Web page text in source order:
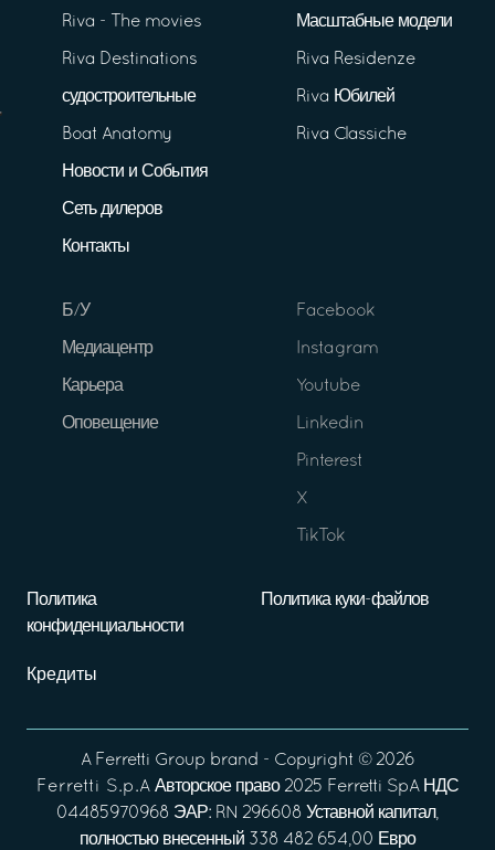
Riva - The movies
Riva Destinations
судостроительные
Boat Anatomy
Новости и События
Сеть дилеров
Контакты
Масштабные модели
Riva Residenze
Riva Юбилей
Riva Classiche
Б/У
Медиацентр
Карьера
Оповещение
Facebook
Instagram
Youtube
Linkedin
Pinterest
X
TikTok
Политика
конфиденциальности
Политика куки-файлов
Кредиты
A Ferretti Group brand - Copyright © 2026
Ferretti S.p.A Авторское право 2025 Ferretti SpA НДС
04485970968 ЭАР: RN 296608 Уставной капитал,
полностью внесенный 338 482 654,00 Евро